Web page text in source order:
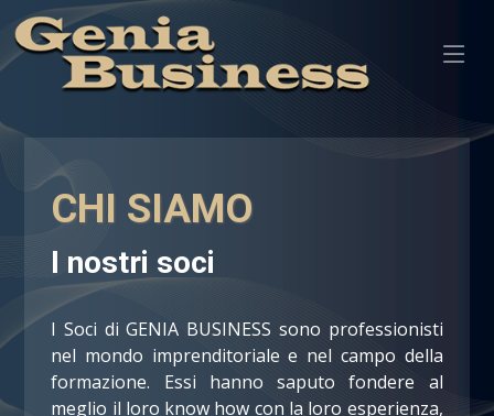
CHI SIAMO
I nostri soci
I Soci di GENIA BUSINESS sono professionisti
nel mondo imprenditoriale e nel campo della
formazione. Essi hanno saputo fondere al
meglio il loro know how con la loro esperienza,